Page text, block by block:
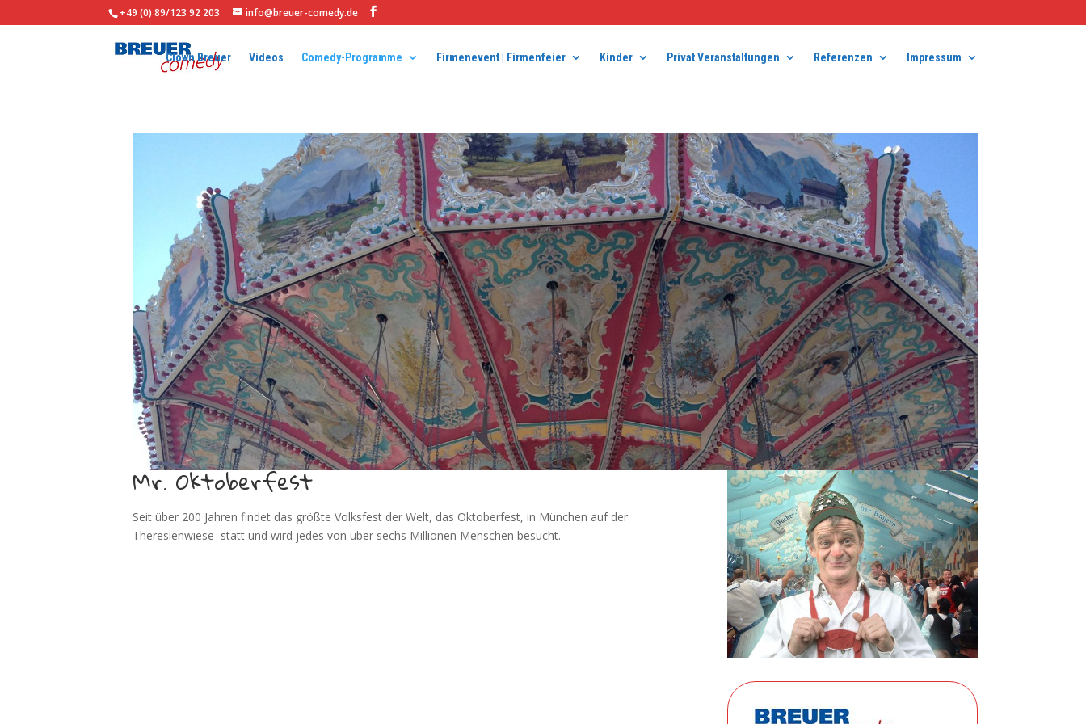
+49 (0) 89/123 92 203 info@breuer-comedy.de
Clown Breuer Videos Comedy-Programme Firmenevent | Firmenfeier Kinder Privat Veranstaltungen Referenzen Impressum
Mr. Oktoberfest
Seit über 200 Jahren findet das größte Volksfest der Welt, das Oktoberfest, in München auf der
Theresienwiese statt und wird jedes von über sechs Millionen Menschen besucht.